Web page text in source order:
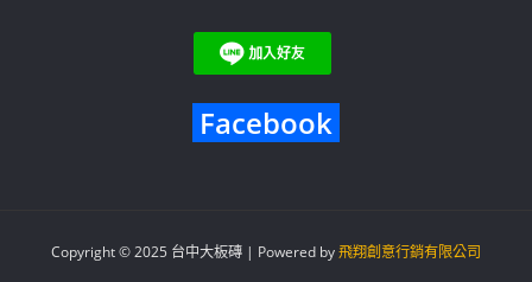
Facebook
Copyright © 2025 台中大板磚 | Powered by飛翔創意行銷有限公司